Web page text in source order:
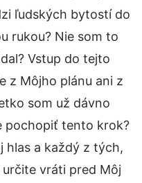
ľudských bytostí do
rukou? Nie som to
Vstup do tejto
z Môjho plánu ani z
som už dávno
pochopiť tento krok?
hlas a každý z tých,
vráti pred Môj